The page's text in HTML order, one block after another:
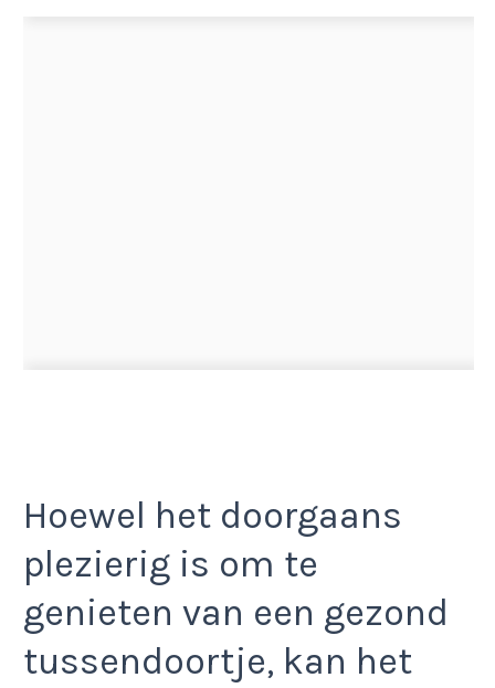
Hoewel het doorgaans
plezierig is om te
genieten van een gezond
tussendoortje, kan het